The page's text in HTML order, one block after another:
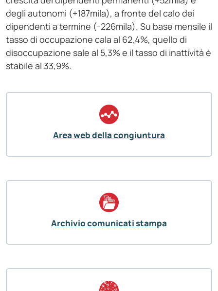
degli autonomi (+187mila), a fronte del calo dei
dipendenti a termine (-226mila). Su base mensile il
tasso di occupazione cala al 62,4%, quello di
disoccupazione sale al 5,3% e il tasso di inattività è
stabile al 33,9%.
Area web della congiuntura
Archivio comunicati stampa